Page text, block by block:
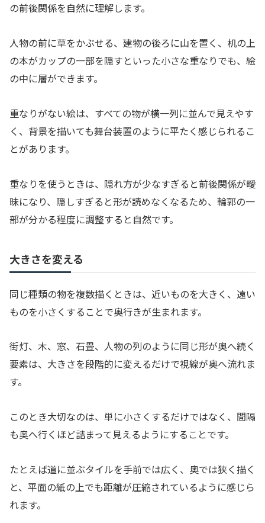
の前後関係を自然に理解します。
人物の前に草をかぶせる、建物の後ろに山を置く、机の上
の本がカップの一部を隠すといった小さな重なりでも、絵
の中に層ができます。
重なりがない絵は、すべての物が横一列に並んで見えやす
く、背景を描いても舞台装置のように平たく感じられるこ
とがあります。
重なりを使うときは、隠れ方が少なすぎると前後関係が曖
昧になり、隠しすぎると形が読めなくなるため、輪郭の一
部が分かる程度に調整すると自然です。
大きさを変える
同じ種類の物を複数描くときは、近いものを大きく、遠い
ものを小さくすることで奥行きが生まれます。
街灯、木、窓、石畳、人物の列のように同じ形が奥へ続く
要素は、大きさを段階的に変えるだけで視線が奥へ流れま
す。
このとき大切なのは、単に小さくするだけではなく、間隔
も奥へ行くほど詰まって見えるようにすることです。
たとえば道に並ぶタイルを手前では広く、奥では狭く描く
と、平面の紙の上でも距離が圧縮されているように感じら
れます。